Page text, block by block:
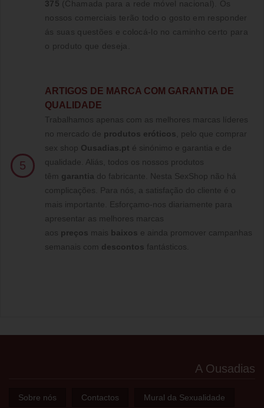
375 (Chamada para a rede móvel nacional)
. Os
nossos comerciais terão todo o gosto em responder
ás suas questões e colocá-lo no caminho certo para
o produto que deseja.
5
ARTIGOS DE MARCA COM GARANTIA DE
QUALIDADE
Trabalhamos apenas com as melhores marcas líderes
no mercado de produtos eróticos , pelo que comprar
sex shop Ousadias.pt é sinónimo e garantia e de
qualidade. Aliás, todos os nossos produtos
têm garantia do fabricante. Nesta SexShop não há
complicações. Para nós, a satisfação do cliente é o
mais importante. Esforçamo-nos diariamente para
apresentar as melhores marcas
aos preços mais baixos e ainda promover campanhas
semanais com descontos fantásticos.
A Ousadias
Sobre nós Contactos Mural da Sexualidade